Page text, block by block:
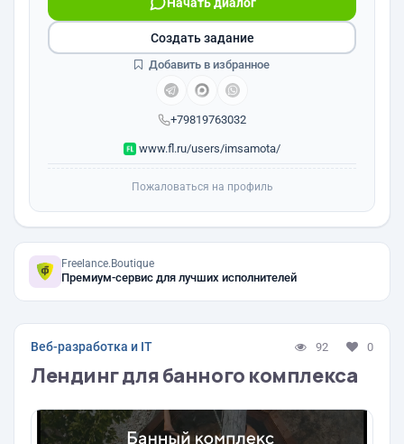
+79819763032
www.fl.ru/users/imsamota/
Создать задание
Добавить в избранное
Пожаловаться на профиль
Freelance.Boutique
Премиум-сервис для лучших исполнителей
Веб-разработка и IT 92 0
Лендинг для банного комплекса